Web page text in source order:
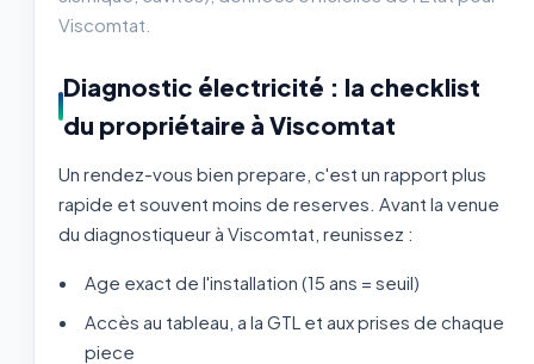
Viscomtat.
Diagnostic électricité : la checklist
du propriétaire à Viscomtat
Un rendez-vous bien prepare, c'est un rapport plus
rapide et souvent moins de reserves. Avant la venue
du diagnostiqueur à Viscomtat, reunissez :
Age exact de l'installation (15 ans = seuil)
Accès au tableau, a la GTL et aux prises de chaque
piece